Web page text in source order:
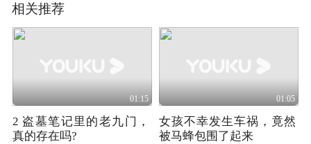
相关推荐
01:15
2 盗墓笔记里的老九门，
真的存在吗?
01:05
女孩不幸发生车祸，竟然
被马蜂包围了起来